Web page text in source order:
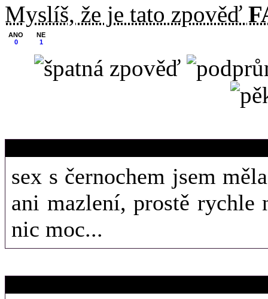
Myslíš, že je tato zpověď
ANO
0
NE
1
sex s černochem jsem
ani mazlení, prostě rychle
nic moc...